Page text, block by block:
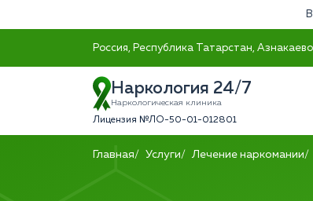
Россия, Республика Татарстан,
Наркология 24/7
Наркологическая клиника
Лицензия №ЛО-50-01-012801
Главная Услуги Лечение наркомании